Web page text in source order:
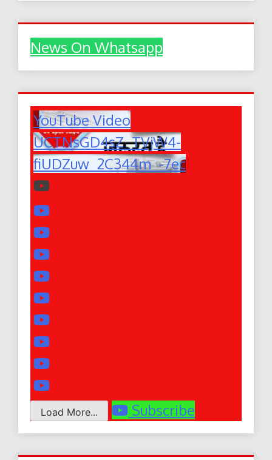
News On Whatsapp
YouTube Video
UCTNsGD4sZ_TVjW4-
fiUDZuw_2C344m_-7ec
Load More... Subscribe